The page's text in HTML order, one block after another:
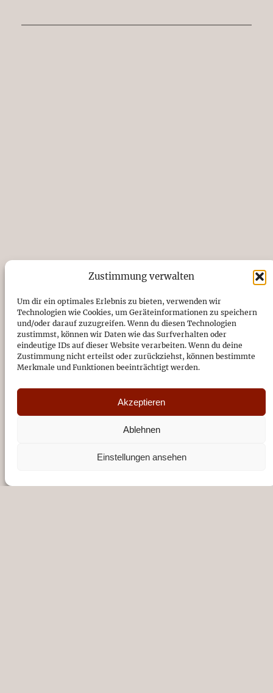
Zustimmung verwalten
Um dir ein optimales Erlebnis zu bieten, verwenden wir
Technologien wie Cookies, um Geräteinformationen zu speichern
und/oder darauf zuzugreifen. Wenn du diesen Technologien
zustimmst, können wir Daten wie das Surfverhalten oder
eindeutige IDs auf dieser Website verarbeiten. Wenn du deine
Zustimmung nicht erteilst oder zurückziehst, können bestimmte
Merkmale und Funktionen beeinträchtigt werden.
Akzeptieren
Ablehnen
Einstellungen ansehen
KONTAKT
Förderverein Musik in St. Antonius e.V.
Kirchstraße 14, 26871 Papenburg
04961/94720
DE89 2665 0001 1091 0787 49
Vereinsregister-Nr. beim